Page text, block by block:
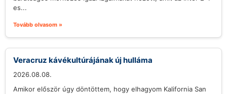
es...
Tovább olvasom »
Veracruz kávékultúrájának új hulláma
2026.08.08.
Amikor először úgy döntöttem, hogy elhagyom Kalifornia San